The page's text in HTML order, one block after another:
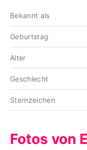
Bekannt als
Geburtstag
Alter
Geschlecht
Sternzeichen
Fotos von